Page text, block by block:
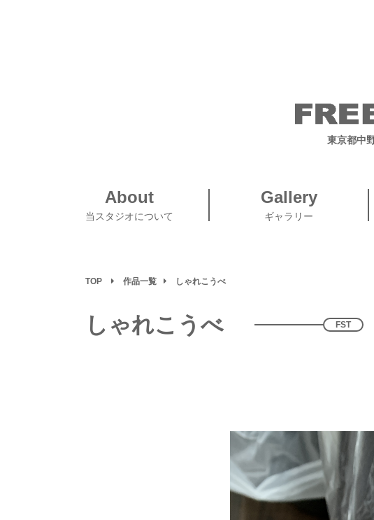
東京都中
About
当スタジオについて
Gallery
ギャラリー
TOP 作品一覧 しゃれこうべ
しゃれこうべ